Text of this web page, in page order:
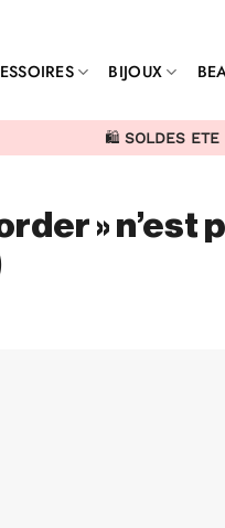
BIJOUX
🛍️ SOLDES ETE
» n’est